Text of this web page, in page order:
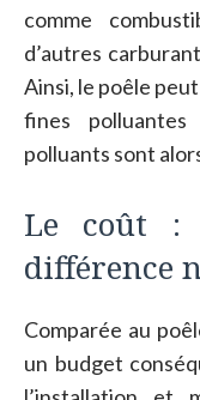
comme
d’autres
Ainsi, le poêle
fines
polluants sont
Le coût :
différence
Comparée au
un budget